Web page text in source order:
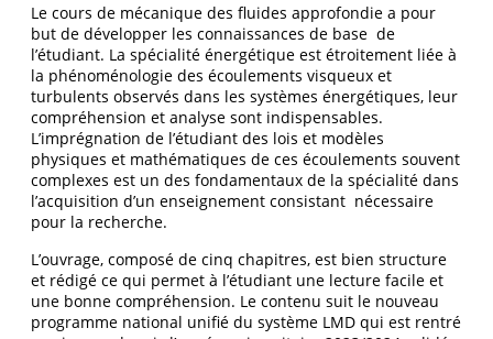
Le cours de mécanique des fluides approfondie a pour
but de développer les connaissances de base de
l’étudiant. La spécialité énergétique est étroitement liée à
la phénoménologie des écoulements visqueux et
turbulents observés dans les systèmes énergétiques, leur
compréhension et analyse sont indispensables.
L’imprégnation de l’étudiant des lois et modèles
physiques et mathématiques de ces écoulements souvent
complexes est un des fondamentaux de la spécialité dans
l’acquisition d’un enseignement consistant nécessaire
pour la recherche.
L’ouvrage, composé de cinq chapitres, est bien structure
et rédigé ce qui permet à l’étudiant une lecture facile et
une bonne compréhension. Le contenu suit le nouveau
programme national unifié du système LMD qui est rentré